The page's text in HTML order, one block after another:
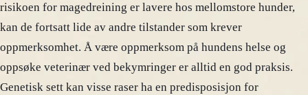
risikoen for magedreining er lavere hos mellomstore hunder,
kan de fortsatt lide av andre tilstander som krever
oppmerksomhet. Å være oppmerksom på hundens helse og
oppsøke veterinær ved bekymringer er alltid en god praksis.
Genetisk sett kan visse raser ha en predisposisjon for